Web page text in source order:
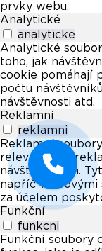
prvky webu.
Analytické
analyticke
Analytické
toho, jak
cookie pomáhají
počtu
návštěvnosti atd.
Reklamní
reklamni
Reklamní
relevantních
návštěvníkům.
napříč webovými
za účelem
Funkční
funkcni
Funkční soubory